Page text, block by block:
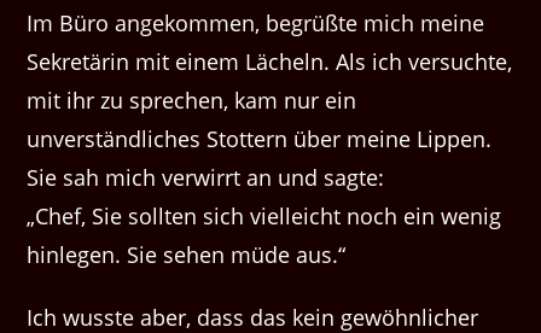
Im Büro angekommen, begrüßte mich meine
Sekretärin mit einem Lächeln. Als ich versuchte,
mit ihr zu sprechen, kam nur ein
unverständliches Stottern über meine Lippen.
Sie sah mich verwirrt an und sagte:
„Chef, Sie sollten sich vielleicht noch ein wenig
hinlegen. Sie sehen müde aus.“
Ich wusste aber, dass das kein gewöhnlicher